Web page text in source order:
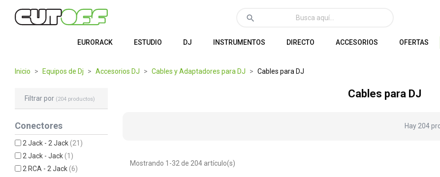
search
EURORACK ESTUDIO DJ INSTRUMENTOS DIRECTO ACCESORIOS OFERTAS
Inicio Equipos de Dj Accesorios DJ Cables y Adaptadores para DJ Cables para DJ
Filtrar por (204 productos)
Conectores
2 Jack - 2 Jack(21)
2 Jack - Jack(1)
2 RCA - 2 Jack(6)
Cables para DJ
Hay 204
Mostrando 1-32 de 204 artículo(s)